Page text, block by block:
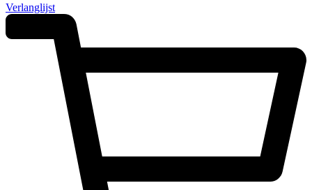
Verlanglijst